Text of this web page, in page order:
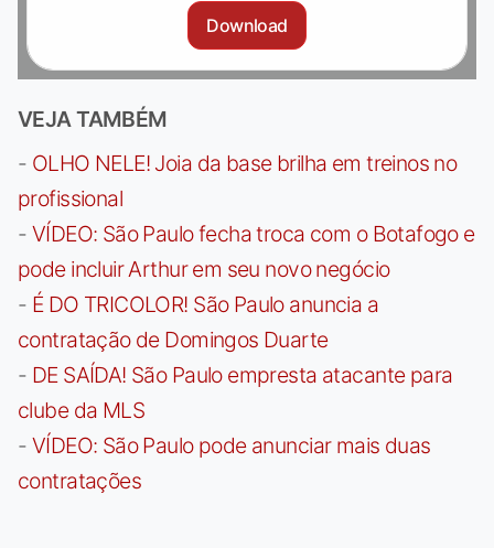
Download
VEJA TAMBÉM
- OLHO NELE! Joia da base brilha em treinos no
profissional
- VÍDEO: São Paulo fecha troca com o Botafogo e
pode incluir Arthur em seu novo negócio
- É DO TRICOLOR! São Paulo anuncia a
contratação de Domingos Duarte
- DE SAÍDA! São Paulo empresta atacante para
clube da MLS
- VÍDEO: São Paulo pode anunciar mais duas
contratações